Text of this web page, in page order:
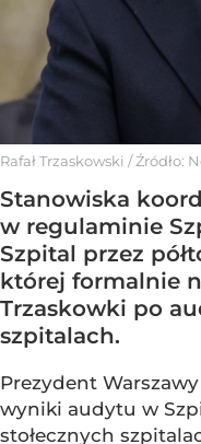
Rafał Trzaskowski / Źródło:
Stanowiska
w regulaminie
Szpital przez
której formalnie
Trzaskowki po
szpitalach.
Prezydent
wyniki audytu w
stołecznych